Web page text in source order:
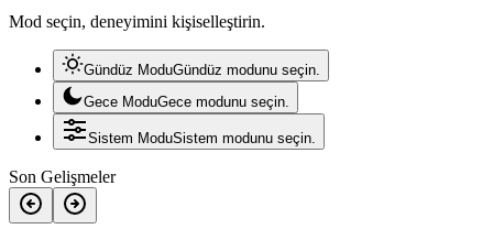
Mod seçin, deneyimini kişiselleştirin.
Gündüz ModuGündüz modunu seçin.
Gece ModuGece modunu seçin.
Sistem ModuSistem modunu seçin.
Son Gelişmeler